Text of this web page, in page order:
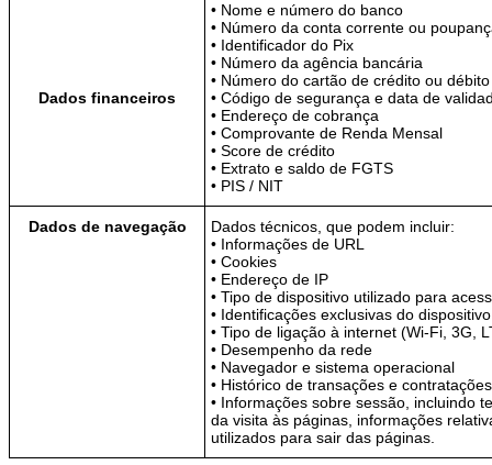
Dados financeiros
• Nome e número do banco
• Número da conta corrente ou
• Identificador do Pix
• Número da agência bancária
• Número do cartão de crédito ou débito
• Código de segurança e data de
• Endereço de cobrança
• Comprovante de Renda Mensal
• Score de crédito
• Extrato e saldo de FGTS
• PIS / NIT
Dados de navegação
Dados técnicos, que podem incluir:
• Informações de URL
• Cookies
• Endereço de IP
• Tipo de dispositivo utilizado para
• Identificações exclusivas do dispositivo
• Tipo de ligação à internet (Wi-Fi, 3G,
• Desempenho da rede
• Navegador e sistema operacional
• Histórico de transações e
• Informações sobre sessão, incluindo
da visita às páginas, informações
utilizados para sair das páginas.